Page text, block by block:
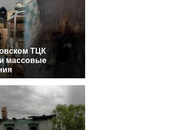
ТЦК
массовые